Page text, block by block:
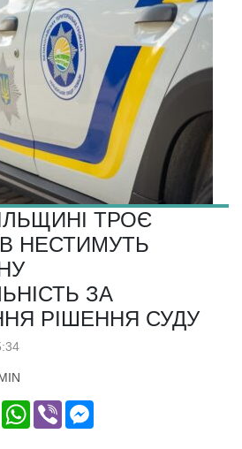
ТРОЄ
НЕСТИМУТЬ
ЗА
РІШЕННЯ СУДУ
Email WhatsApp
Viber